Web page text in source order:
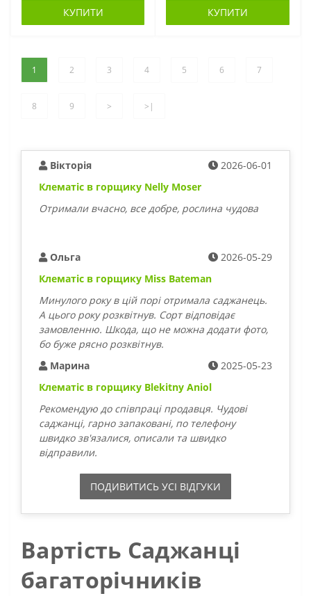
Хризантеми в
Цикламен в
КУПИТИ КУПИТИ
1 2 3 4 5 6 7
8 9 > >|
Вікторія
2026-06-01
Клематіс в горщику Nelly Moser
Отримали вчасно, все добре, рослина чудова
Ольга
2026-05-29
Клематіс в горщику Miss Bateman
Минулого року в цій порі отримала саджанець.
А цього року розквітнув. Сорт відповідає
замовленню. Шкода, що не можна додати фото,
бо буже рясно розквітнув.
Марина
2025-05-23
Клематіс в горщику Blekitny Aniol
Рекомендую до співпраці продавця. Чудові
саджанці, гарно запаковані, по телефону
швидко зв'язалися, описали та швидко
відправили.
ПОДИВИТИСЬ УСI ВIДГУКИ
Вартість Саджанці
багаторічників